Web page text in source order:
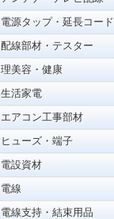
電源タップ・延長コード
配線部材・テスター
理美容・健康
生活家電
エアコン工事部材
ヒューズ・端子
電設資材
電線
電線支持・結束用品